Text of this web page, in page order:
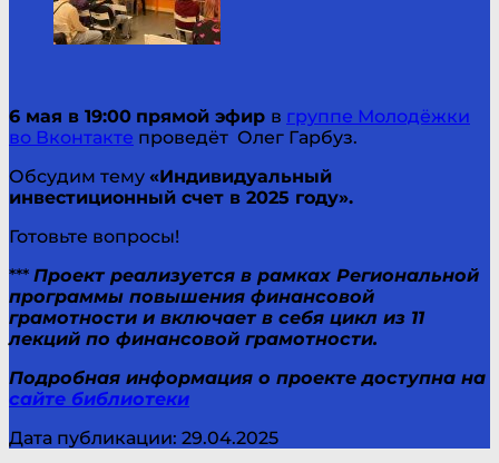
6 мая в 19:00 прямой эфир в группе Молодёжки
во Вконтакте проведёт Олег Гарбуз.
Обсудим тему «Индивидуальный
инвестиционный счет в 2025 году».
Готовьте вопросы!
*** Проект реализуется в рамках Региональной
программы повышения финансовой
грамотности и включает в себя цикл из 11
лекций по финансовой грамотности.
Подробная информация о проекте доступна на
сайте библиотеки
Дата публикации: 29.04.2025